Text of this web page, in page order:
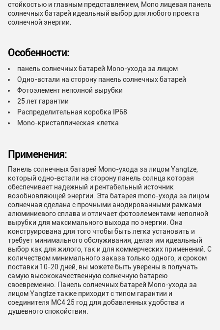
стойкостью и главным представлением, Mono лицевая панель
солнечных батарей идеальный выбор для любого проекта
солнечной энергии.
Особенности:
панель солнечных батарей Mono-ухода за лицом
Одно-встали на сторону панель солнечных батарей
Фотоэлемент неполной вырубки
25 лет гарантии
Распределительная коробка IP68
Mono-кристаллическая клетка
Применения:
Панель солнечных батарей Mono-ухода за лицом Yangtze,
который одно-встали на сторону панель солнца которая
обеспечивает надежный и рентабельный источник
возобновляющей энергии. Эта батарея mono-ухода за лицом
солнечная сделана с прочными анодированными рамками
алюминиевого сплава и отличает фотоэлементами неполной
вырубки для максимального выхода по энергии. Она
конструирована для того чтобы быть легка установить и
требует минимального обслуживания, делая им идеальный
выбор как для жилого, так и для коммерческих применений. С
количеством минимального заказа только одного, и сроком
поставки 10-20 дней, вы можете быть уверены в получать
самую высококачественную солнечную батарею
своевременно. Панель солнечных батарей Mono-ухода за
лицом Yangtze также приходит с типом гарантии и
соединителя MC4 25 год для добавленных удобства и
душевного спокойствия.